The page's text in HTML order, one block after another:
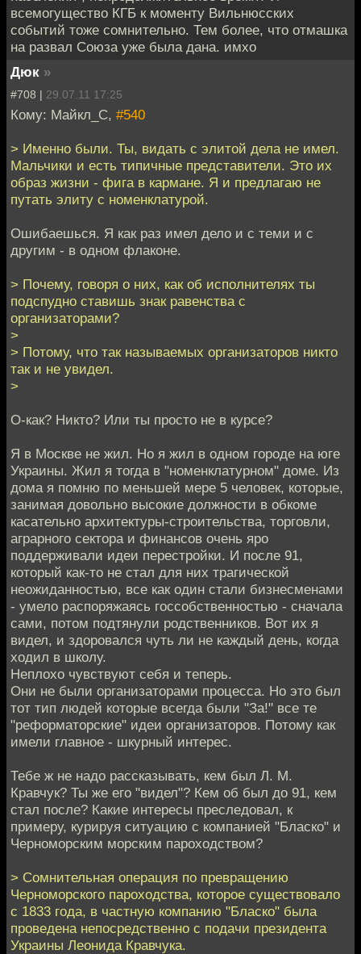
всемогущество КГБ к моменту Вильнюсских
событий тоже сомнительно. Тем более, что отмашка
на развал Союза уже была дана. имхо
Дюк »
#708 | 29.07.11 17:25
Кому: Майкл_С, #540
> Именно были. Ты, видать с элитой дела не имел.
Мальчики и есть типичные представители. Это их
образ жизни - фига в кармане. Я и предлагаю не
путать элиту с номенклатурой.
Ошибаешься. Я как раз имел дело и с теми и с
другим - в одном флаконе.
> Почему, говоря о них, как об исполнителях ты
подспудно ставишь знак равенства с
организаторами?
>
> Потому, что так называемых организаторов никто
так и не увидел.
>
О-как? Никто? Или ты просто не в курсе?
Я в Москве не жил. Но я жил в одном городе на юге
Украины. Жил я тогда в "номенклатурном" доме. Из
дома я помню по меньшей мере 5 человек, которые,
занимая довольно высокие должности в обкоме
касательно архитектуры-строительства, торговли,
аграрного сектора и финансов очень яро
поддерживали идеи перестройки. И после 91,
который как-то не стал для них трагической
неожиданностью, все как один стали бизнесменами
- умело распоряжаясь госсобственностью - сначала
сами, потом подтянули родственников. Вот их я
видел, и здоровался чуть ли не каждый день, когда
ходил в школу.
Неплохо чувствуют себя и теперь.
Они не были организаторами процесса. Но это был
тот тип людей которые всегда были "За!" все те
"реформаторские" идеи организаторов. Потому как
имели главное - шкурный интерес.
Тебе ж не надо рассказывать, кем был Л. М.
Кравчук? Ты же его "видел"? Кем об был до 91, кем
стал после? Какие интересы преследовал, к
примеру, курируя ситуацию с компанией "Бласко" и
Черноморским морским пароходством?
> Сомнительная операция по превращению
Черноморского пароходства, которое существовало
с 1833 года, в частную компанию "Бласко" была
проведена непосредственно с подачи президента
Украины Леонида Кравчука.